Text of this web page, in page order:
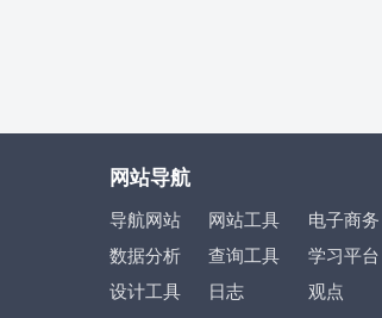
网站导航
导航网站 网站工具
电子商务
数据分析
查询工具
学习平台
设计工具
日志
观点